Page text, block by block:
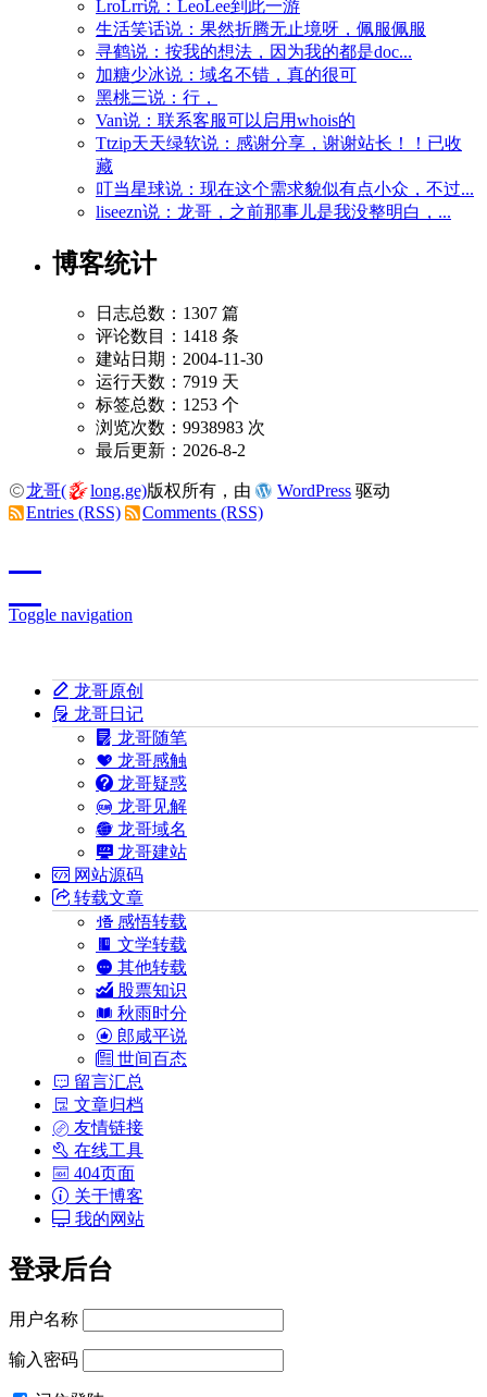
LroLrr说：LeoLee到此一游
生活笑话说：果然折腾无止境呀，佩服佩服
寻鹤说：按我的想法，因为我的都是doc...
加糖少冰说：域名不错，真的很可
黑桃三说：行，
Van说：联系客服可以启用whois的
Ttzip天天绿软说：感谢分享，谢谢站长！！已收
藏
叮当星球说：现在这个需求貌似有点小众，不过...
liseezn说：龙哥，之前那事儿是我没整明白，...
博客统计
日志总数：1307 篇
评论数目：1418 条
建站日期：2004-11-30
运行天数：7919 天
标签总数：1253 个
浏览次数：9938983 次
最后更新：2026-8-2
龙哥( long.ge)版权所有，由 WordPress 驱动
Entries (RSS)
Comments (RSS)
Toggle navigation
龙哥原创
龙哥日记
龙哥随笔
龙哥感触
龙哥疑惑
龙哥见解
龙哥域名
龙哥建站
网站源码
转载文章
感悟转载
文学转载
其他转载
股票知识
秋雨时分
郎咸平说
世间百态
留言汇总
文章归档
友情链接
在线工具
404页面
关于博客
我的网站
登录后台
用户名称
输入密码